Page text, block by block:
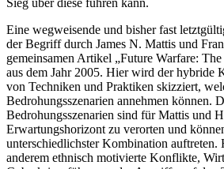
Eine wegweisende und bisher fast
der Begriff durch James N. Mattis und
gemeinsamen Artikel „Future Warfare:
aus dem Jahr 2005. Hier wird der hybride
von Techniken und Praktiken skizziert,
Bedrohungsszenarien annehmen können.
Bedrohungsszenarien sind für Mattis und
Erwartungshorizont zu verorten und
unterschiedlichster Kombination auftreten.
anderem ethnisch motivierte Konflikte,